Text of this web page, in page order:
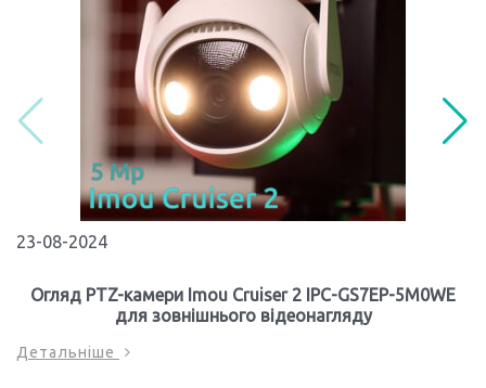
23-08-2024
Огляд PTZ-камери Imou Cruiser 2 IPC-GS7EP-5M0WE
для зовнішнього відеонагляду
Детальніше